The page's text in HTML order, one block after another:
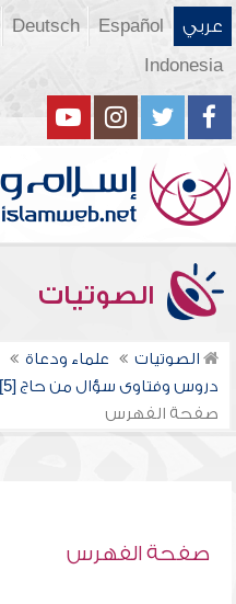
عربي Español
Deutsch
Indonesia
الصوتيات
الصوتيات علماء ودعاة
دروس وفتاوى سؤال من حاج [5]
صفحة الفهرس
صفحة الفهرس